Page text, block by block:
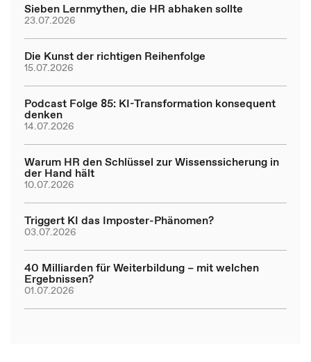
Sieben Lernmythen, die HR abhaken sollte
23.07.2026
Die Kunst der richtigen Reihenfolge
15.07.2026
Podcast Folge 85: KI-Transformation konsequent
denken
14.07.2026
Warum HR den Schlüssel zur Wissenssicherung in
der Hand hält
10.07.2026
Triggert KI das Imposter-Phänomen?
03.07.2026
40 Milliarden für Weiterbildung – mit welchen
Ergebnissen?
01.07.2026